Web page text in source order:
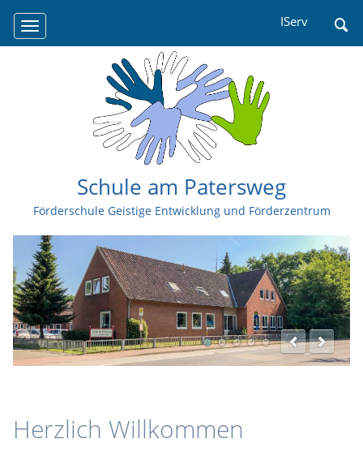
IServ
überspringen
Schule am Patersweg
Förderschule Geistige Entwicklung und Förderzentrum
Herzlich Willkommen